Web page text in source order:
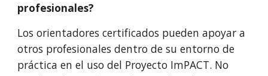
profesionales?
Los orientadores certificados pueden apoyar a
otros profesionales dentro de su entorno de
práctica en el uso del Proyecto ImPACT. No